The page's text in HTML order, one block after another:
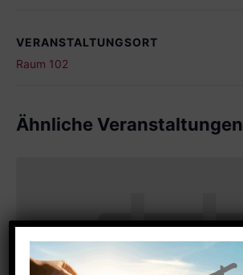
VERANSTALTUNGSORT
Raum 102
Ähnliche Veranstaltungen